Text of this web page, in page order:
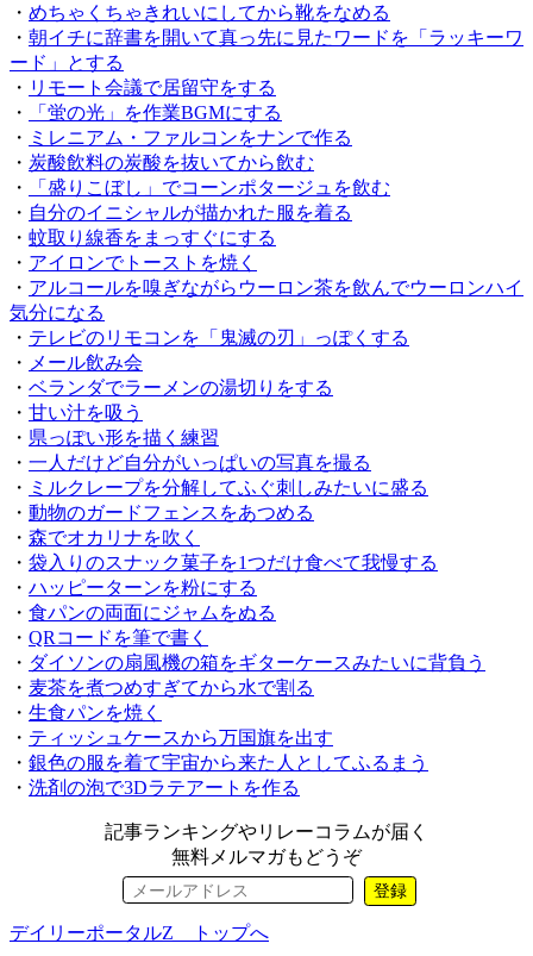
・ めちゃくちゃきれいにしてから靴をなめる
・ 朝イチに辞書を開いて真っ先に見たワードを「ラッキーワ
ード」とする
・ リモート会議で居留守をする
・
「蛍の光」を作業BGMにする
・ ミレニアム・ファルコンをナンで作る
・ 炭酸飲料の炭酸を抜いてから飲む
・
「盛りこぼし」でコーンポタージュを飲む
・ 自分のイニシャルが描かれた服を着る
・ 蚊取り線香をまっすぐにする
・ アイロンでトーストを焼く
・ アルコールを嗅ぎながらウーロン茶を飲んでウーロンハイ
気分になる
・ テレビのリモコンを「鬼滅の刃」っぽくする
・ メール飲み会
・ ベランダでラーメンの湯切りをする
・ 甘い汁を吸う
・ 県っぽい形を描く練習
・ 一人だけど自分がいっぱいの写真を撮る
・ ミルクレープを分解してふぐ刺しみたいに盛る
・ 動物のガードフェンスをあつめる
・ 森でオカリナを吹く
・ 袋入りのスナック菓子を1つだけ食べて我慢する
・ ハッピーターンを粉にする
・ 食パンの両面にジャムをぬる
・ QRコードを筆で書く
・ ダイソンの扇風機の箱をギターケースみたいに背負う
・ 麦茶を煮つめすぎてから水で割る
・ 生食パンを焼く
・ ティッシュケースから万国旗を出す
・ 銀色の服を着て宇宙から来た人としてふるまう
・ 洗剤の泡で3Dラテアートを作る
記事ランキングやリレーコラムが届く
無料メルマガもどうぞ
登録
デイリーポータルZ トップへ